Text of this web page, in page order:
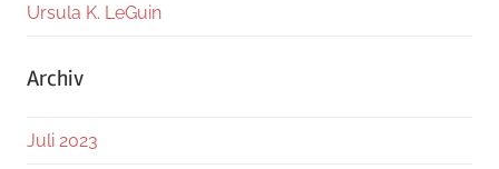
Ursula K. LeGuin
Archiv
Juli 2023